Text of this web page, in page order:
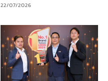
22/07/2026